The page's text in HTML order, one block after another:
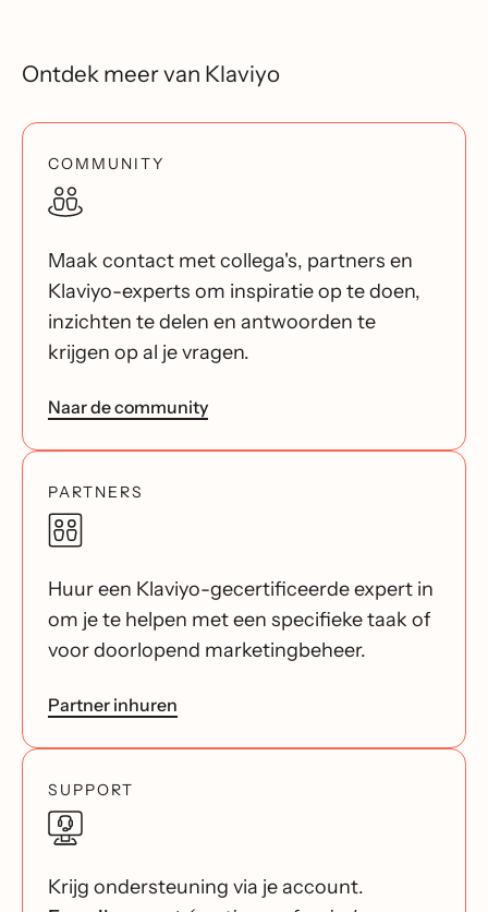
Ontdek meer van Klaviyo
COMMUNITY
Maak contact met collega's, partners en
Klaviyo-experts om inspiratie op te doen,
inzichten te delen en antwoorden te
krijgen op al je vragen.
Naar de community
PARTNERS
Huur een Klaviyo-gecertificeerde expert in
om je te helpen met een specifieke taak of
voor doorlopend marketingbeheer.
Partner inhuren
SUPPORT
Krijg ondersteuning via je account.